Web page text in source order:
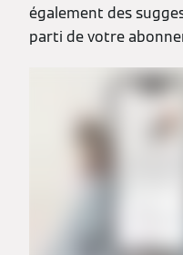
également des
parti de votre